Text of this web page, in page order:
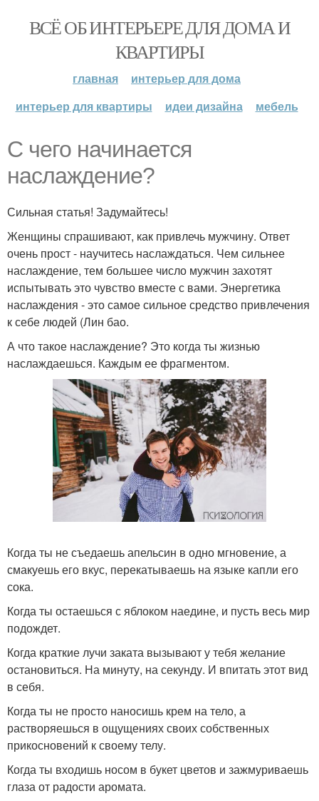
ВСЁ ОБ ИНТЕРЬЕРЕ ДЛЯ ДОМА И
КВАРТИРЫ
главная
интерьер для дома
интерьер для квартиры
идеи дизайна мебель
С чего начинается
наслаждение?
Сильная статья! Задумайтесь!
Женщины спрашивают, как привлечь мужчину. Ответ
очень прост - научитесь наслаждаться. Чем сильнее
наслаждение, тем большее число мужчин захотят
испытывать это чувство вместе с вами. Энергетика
наслаждения - это самое сильное средство привлечения
к себе людей (Лин бао.
А что такое наслаждение? Это когда ты жизнью
наслаждаешься. Каждым ее фрагментом.
Когда ты не съедаешь апельсин в одно мгновение, а
смакуешь его вкус, перекатываешь на языке капли его
сока.
Когда ты остаешься с яблоком наедине, и пусть весь мир
подождет.
Когда краткие лучи заката вызывают у тебя желание
остановиться. На минуту, на секунду. И впитать этот вид
в себя.
Когда ты не просто наносишь крем на тело, а
растворяешься в ощущениях своих собственных
прикосновений к своему телу.
Когда ты входишь носом в букет цветов и зажмуриваешь
глаза от радости аромата.